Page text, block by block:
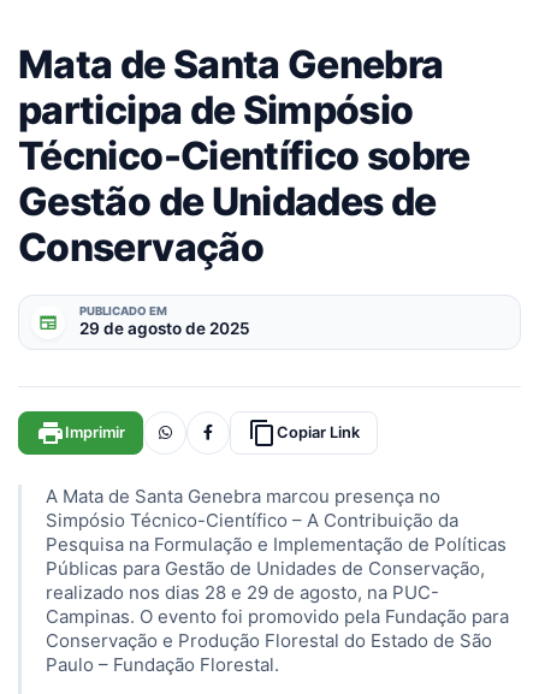
Mata de Santa Genebra
participa de Simpósio
Técnico-Científico sobre
Gestão de Unidades de
Conservação
newspaper
PUBLICADO EM
29 de agosto de 2025
print Imprimir content_copy Copiar Link
A Mata de Santa Genebra marcou presença no
Simpósio Técnico-Científico – A Contribuição da
Pesquisa na Formulação e Implementação de Políticas
Públicas para Gestão de Unidades de Conservação,
realizado nos dias 28 e 29 de agosto, na PUC-
Campinas. O evento foi promovido pela Fundação para
Conservação e Produção Florestal do Estado de São
Paulo – Fundação Florestal.